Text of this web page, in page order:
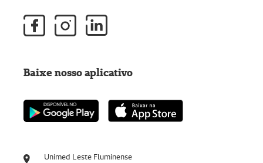
Unimed Leste Fluminense
Baixe nosso aplicativo